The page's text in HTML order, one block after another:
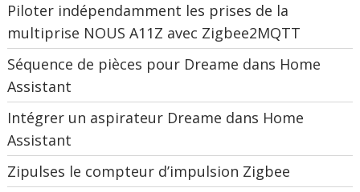
Piloter indépendamment les prises de la
multiprise NOUS A11Z avec Zigbee2MQTT
Séquence de pièces pour Dreame dans Home
Assistant
Intégrer un aspirateur Dreame dans Home
Assistant
Zipulses le compteur d’impulsion Zigbee